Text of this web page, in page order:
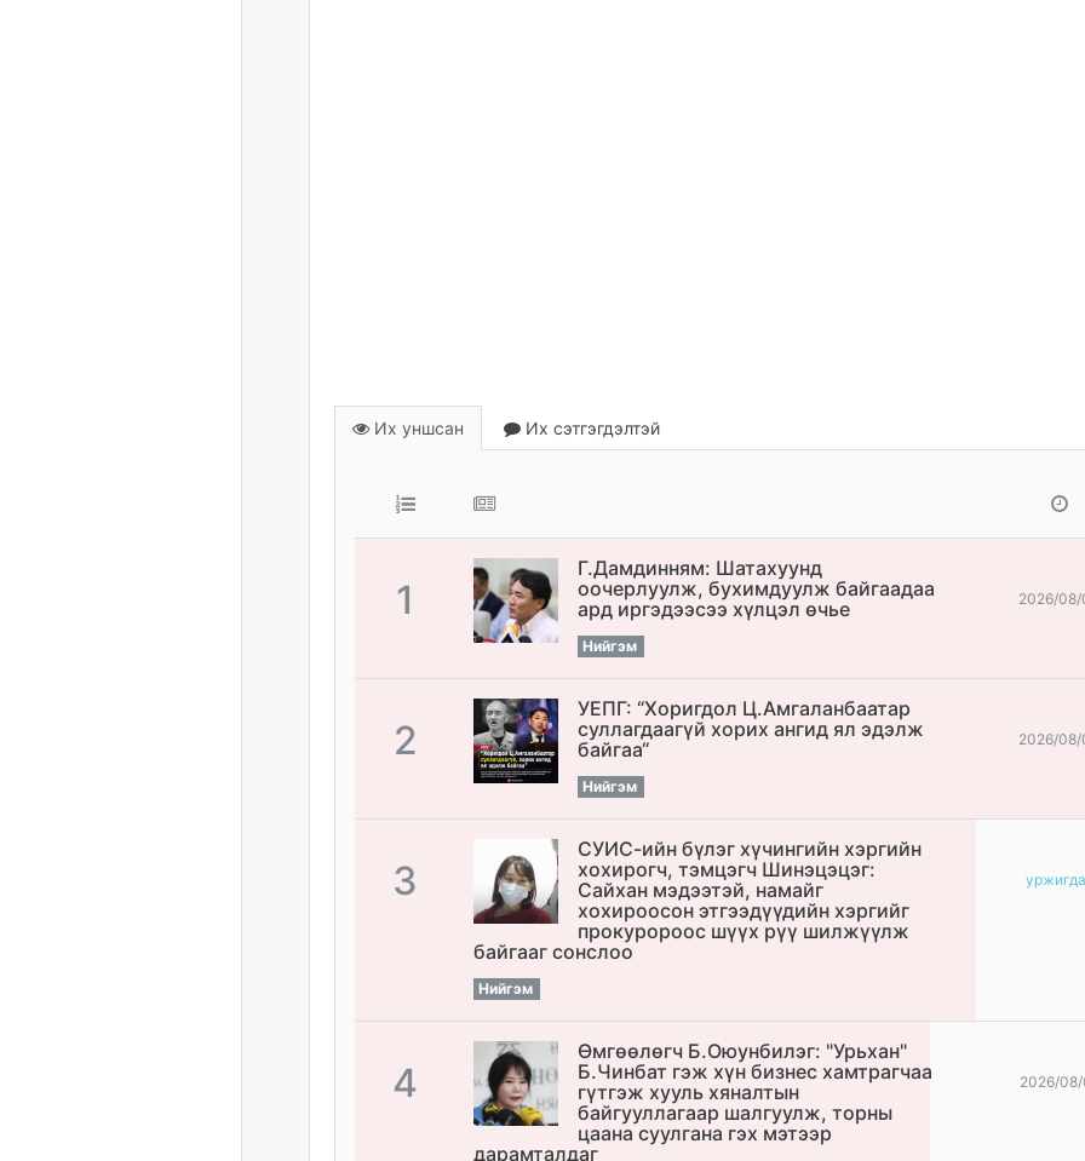
Их уншсан Их сэтгэгдэлтэй
1
Г.Дамдинням: Шатахуунд
оочерлуулж, бухимдуулж байгаадаа
ард иргэдээсээ хүлцэл өчье
Нийгэм
2026/08/
2
УЕПГ: “Хоригдол Ц.Амгаланбаатар
cуллагдаагүй хорих ангид ял эдэлж
байгаа“
Нийгэм
2026/08/
3
СУИС-ийн бүлэг хүчингийн хэргийн
хохирогч, тэмцэгч Шинэцэцэг:
Сайхан мэдээтэй, намайг
хохироосон этгээдүүдийн хэргийг
прокуророос шүүх рүү шилжүүлж
байгааг сонслоо
Нийгэм
4
Өмгөөлөгч Б.Оюунбилэг: "Урьхан"
Б.Чинбат гэж хүн бизнес хамтрагчаа
гүтгэж хууль хяналтын
байгууллагаар шалгуулж, торны
цаана суулгана гэх мэтээр
дарамталдаг
2026/